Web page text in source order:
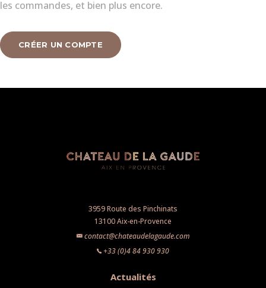
les commandes, et bien plus encore.
CRÉER UN COMPTE
3959 Route des Pinchinats
13100 Aix-en-Provence
contact@chateaudelagaude.com
+33 (0)4 84 930 930
Actualités